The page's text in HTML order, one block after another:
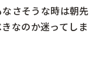
さそうな時は朝先
なのか迷ってしま